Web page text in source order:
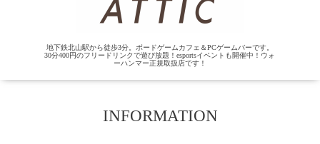
地下鉄北山駅から徒歩3分。ボードゲームカフェ＆PCゲームバーです。
30分400円のフリードリンクで遊び放題！esportsイベントも開催中！ウォ
ーハンマー正規取扱店です！
INFORMATION